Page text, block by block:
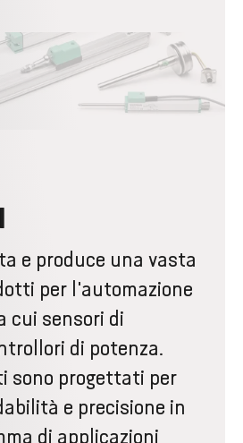
e produce una vasta
per l'automazione
cui sensori di
di potenza.
sono progettati per
e precisione in
di applicazioni